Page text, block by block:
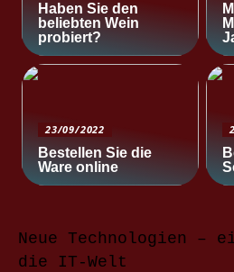
Haben Sie den
beliebten Wein
probiert?
23/09/2022
Bestellen Sie die
Ware online
Neue Technologien –
die IT-Welt